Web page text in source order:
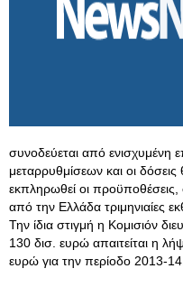
συνοδεύεται από ενισχυμένη
μεταρρυθμίσεων και οι
εκπληρωθεί οι προϋποθέσεις,
από την Ελλάδα τριμηνιαίες
Την ίδια στιγμή η Κομισιόν
130 δισ. ευρώ απαιτείται η
ευρώ για την περίοδο 2013-14.